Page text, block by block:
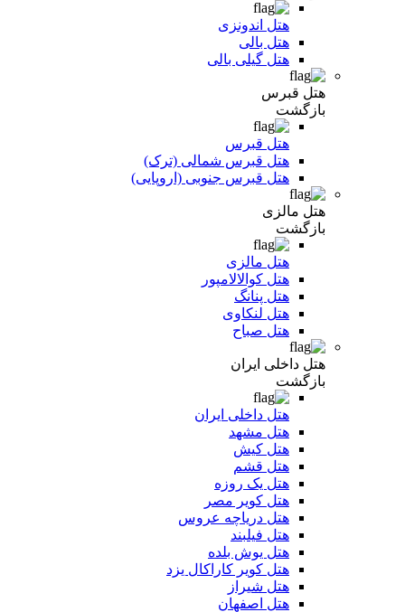
هتل اندونزی
هتل بالی
هتل گیلی بالی
هتل قبرس
بازگشت
هتل قبرس
هتل قبرس شمالی (ترک)
هتل قبرس جنوبی (اروپایی)
هتل مالزی
بازگشت
هتل مالزی
هتل کوالالامپور
هتل پنانگ
هتل لنکاوی
هتل صباح
هتل داخلی ایران
بازگشت
هتل داخلی ایران
هتل مشهد
هتل کیش
هتل قشم
هتل یک روزه
هتل کویر مصر
هتل دریاچه عروس
هتل فیلبند
هتل یوش بلده
هتل کویر کاراکال یزد
هتل شیراز
هتل اصفهان